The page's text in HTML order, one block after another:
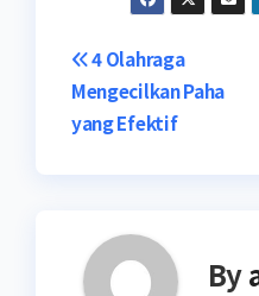
Navigasi
pos
4 Olahraga
Mengecilkan Paha
yang Efektif
By